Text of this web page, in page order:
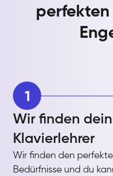
perfekten
1
Wir finden
Klavierlehrer
Wir finden den
Bedürfnisse und du